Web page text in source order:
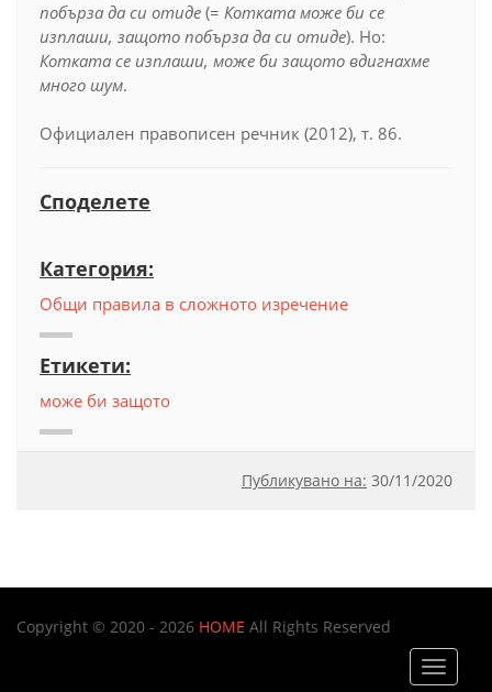
побърза да си отиде (= Котката може би се
изплаши, защото побърза да си отиде). Но:
Котката се изплаши, може би защото вдигнахме
много шум.
Официален правописен речник (2012), т. 86.
Споделете
Категория:
Общи правила в сложното изречение
Етикети:
може би защото
Публикувано на: 30/11/2020
Copyright © 2020 - 2026 HOME All Rights Reserved
Toggle